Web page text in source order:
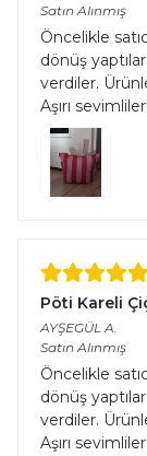
Satın Alınmış
Öncelikle
dönüş
verdiler.
Aşırı
Pöti Kareli
AYŞEGÜL A.
Satın Alınmış
Öncelikle
dönüş
verdiler.
Aşırı